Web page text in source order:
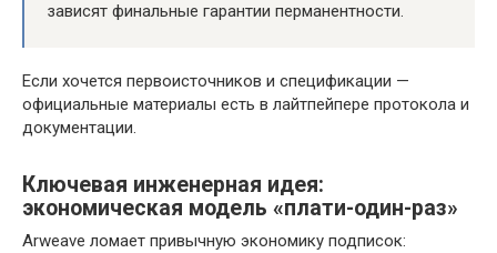
зависят финальные гарантии перманентности.
Если хочется первоисточников и спецификации —
официальные материалы есть в лайтпейпере протокола и
документации.
Ключевая инженерная идея:
экономическая модель «плати-один-раз»
Arweave ломает привычную экономику подписок: